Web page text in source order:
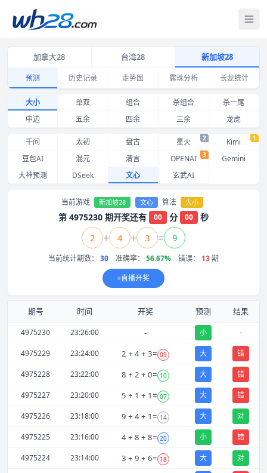
打
加拿大28 台湾28 新加坡28
预测 历史记录 走势图 露珠分析 长龙统计
新加坡28大小预测 文心 近期命中记录与准确率
大小 单双 组合 杀组合
杀一尾
中边
五余 四余 三余 龙虎
千问 太初 盘古 星火 2 Kimi 1
豆包AI 混元 清言 OPENAI 3
Gemini
大神预测
DSeek 文心 玄武AI
当前游戏 新加坡28 文心 算法 大小
第 4975230 期开奖还有 00 分 00 秒
2 + 4 + 3 = 9
当前统计期数： 30 准确率： 56.67% 错误： 13期
直播开奖
期号 时间 开奖 预测 结果
4975230 23:26:00 - 小 -
4975229 23:24:00 2 + 4+ 3= 09 大 错
4975228 23:22:00 8 + 2 + 0= 10 大 错
4975227 23:20:00 5 + 1 + 1= 07 大 错
4975226 23:18:00 9 + 4+ 1= 14 大 对
4975225 23:16:00 4+ 8 + 8= 20 小 错
4975224 23:14:00 3 + 9 + 6= 18 大 对